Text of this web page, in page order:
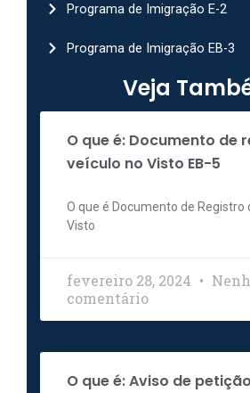
Programa de Imigração E-2
Programa de Imigração EB-3
Veja
O que é: Documento de
veículo no Visto EB-5
O que é Documento de Registro
Visto
fevereiro 28, 2024
comentário
O que é: Aviso de